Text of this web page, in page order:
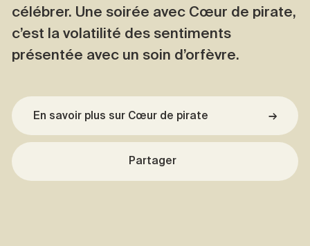
célébrer. Une soirée avec Cœur de pirate,
c’est la volatilité des sentiments
présentée avec un soin d’orfèvre.
En savoir plus sur Cœur de pirate →
Partager